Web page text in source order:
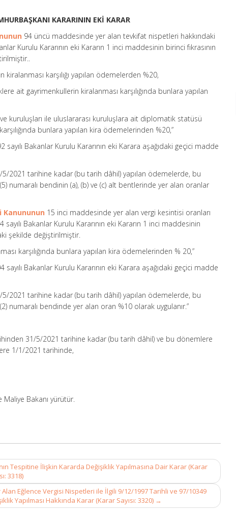
KARARININ EKİ KARAR
94 üncü maddesinde yer alan tevkifat nispetleri hakkındaki
Kurulu Kararının eki Kararın 1 inci maddesinin birinci fıkrasının
kiralanması karşılığı yapılan ödemelerden %20,
ait gayrimenkullerin kiralanması karşılığında bunlara yapılan
kuruluşları ile uluslararası kuruluşlara ait diplomatik statüsü
bunlara yapılan kira ödemelerinden %20,”
Bakanlar Kurulu Kararının eki Karara aşağıdaki geçici madde
5/2021 tarihine kadar (bu tarih dâhil) yapılan ödemelerde, bu
numaralı bendinin (a), (b) ve (c) alt bentlerinde yer alan oranlar
Kanununun 15 inci maddesinde yer alan vergi kesintisi oranları
Bakanlar Kurulu Kararının eki Kararın 1 inci maddesinin
şekilde değiştirilmiştir.
karşılığında bunlara yapılan kira ödemelerinden % 20,”
Bakanlar Kurulu Kararının eki Karara aşağıdaki geçici madde
5/2021 tarihine kadar (bu tarih dâhil) yapılan ödemelerde, bu
numaralı bendinde yer alan oran %10 olarak uygulanır.”
31/5/2021 tarihine kadar (bu tarih dâhil) ve bu dönemlere
1/1/2021 tarihinde,
Bakanı yürütür.
Tespitine İlişkin Kararda Değişiklik Yapılmasına Dair Karar (Karar
3318)
Eğlence Vergisi Nispetleri ile İlgili 9/12/1997 Tarihli ve 97/10349
Yapılması Hakkında Karar (Karar Sayısı: 3320) →